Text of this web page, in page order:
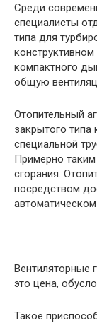
Среди
специалисты
типа для
компактного
общую
Отопительный
закрытого типа
специальной
Примерно
сгорания.
посредством
автоматическом
Вентиляторные
это цена,
Такое